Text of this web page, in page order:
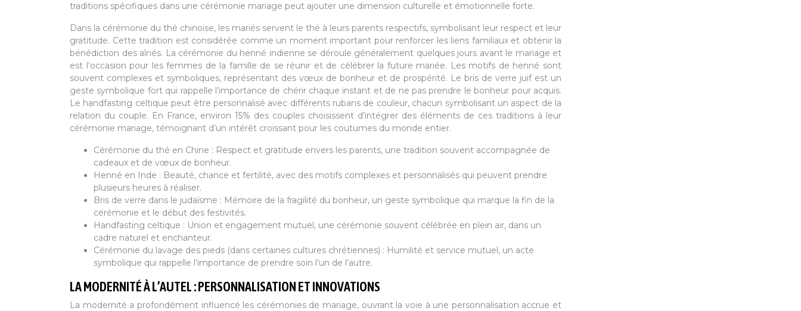
traditions spécifiques dans une cérémonie mariage peut ajouter une dimension culturelle et émotionnelle forte.
Dans la cérémonie du thé chinoise, les mariés servent le thé à leurs parents respectifs, symbolisant leur respect et leur
gratitude. Cette tradition est considérée comme un moment important pour renforcer les liens familiaux et obtenir la
bénédiction des aînés. La cérémonie du henné indienne se déroule généralement quelques jours avant le mariage et
est l’occasion pour les femmes de la famille de se réunir et de célébrer la future mariée. Les motifs de henné sont
souvent complexes et symboliques, représentant des vœux de bonheur et de prospérité. Le bris de verre juif est un
geste symbolique fort qui rappelle l’importance de chérir chaque instant et de ne pas prendre le bonheur pour acquis.
Le handfasting celtique peut être personnalisé avec différents rubans de couleur, chacun symbolisant un aspect de la
relation du couple. En France, environ 15% des couples choisissent d’intégrer des éléments de ces traditions à leur
cérémonie mariage, témoignant d’un intérêt croissant pour les coutumes du monde entier.
Cérémonie du thé en Chine : Respect et gratitude envers les parents, une tradition souvent accompagnée de
cadeaux et de vœux de bonheur.
Henné en Inde : Beauté, chance et fertilité, avec des motifs complexes et personnalisés qui peuvent prendre
plusieurs heures à réaliser.
Bris de verre dans le judaïsme : Mémoire de la fragilité du bonheur, un geste symbolique qui marque la fin de la
cérémonie et le début des festivités.
Handfasting celtique : Union et engagement mutuel, une cérémonie souvent célébrée en plein air, dans un
cadre naturel et enchanteur.
Cérémonie du lavage des pieds (dans certaines cultures chrétiennes) : Humilité et service mutuel, un acte
symbolique qui rappelle l’importance de prendre soin l’un de l’autre.
LA MODERNITÉ À L’AUTEL : PERSONNALISATION ET INNOVATIONS
La modernité a profondément influencé les cérémonies de mariage, ouvrant la voie à une personnalisation accrue et